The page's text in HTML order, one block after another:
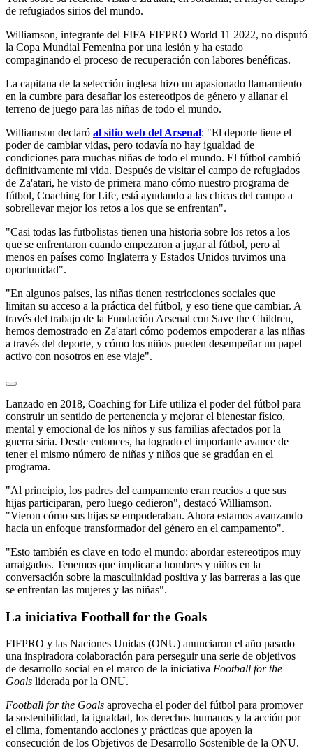
de refugiados sirios del mundo.
Williamson, integrante del FIFA FIFPRO World 11 2022, no disputó
la Copa Mundial Femenina por una lesión y ha estado
compaginando el proceso de recuperación con labores benéficas.
La capitana de la selección inglesa hizo un apasionado llamamiento
en la cumbre para desafiar los estereotipos de género y allanar el
terreno de juego para las niñas de todo el mundo.
Williamson declaró al sitio web del Arsenal: "El deporte tiene el
poder de cambiar vidas, pero todavía no hay igualdad de
condiciones para muchas niñas de todo el mundo. El fútbol cambió
definitivamente mi vida. Después de visitar el campo de refugiados
de Za'atari, he visto de primera mano cómo nuestro programa de
fútbol, Coaching for Life, está ayudando a las chicas del campo a
sobrellevar mejor los retos a los que se enfrentan".
"Casi todas las futbolistas tienen una historia sobre los retos a los
que se enfrentaron cuando empezaron a jugar al fútbol, pero al
menos en países como Inglaterra y Estados Unidos tuvimos una
oportunidad".
"En algunos países, las niñas tienen restricciones sociales que
limitan su acceso a la práctica del fútbol, y eso tiene que cambiar. A
través del trabajo de la Fundación Arsenal con Save the Children,
hemos demostrado en Za'atari cómo podemos empoderar a las niñas
a través del deporte, y cómo los niños pueden desempeñar un papel
activo con nosotros en ese viaje".
Lanzado en 2018, Coaching for Life utiliza el poder del fútbol para
construir un sentido de pertenencia y mejorar el bienestar físico,
mental y emocional de los niños y sus familias afectados por la
guerra siria. Desde entonces, ha logrado el importante avance de
tener el mismo número de niñas y niños que se gradúan en el
programa.
"Al principio, los padres del campamento eran reacios a que sus
hijas participaran, pero luego cedieron", destacó Williamson.
"Vieron cómo sus hijas se empoderaban. Ahora estamos avanzando
hacia un enfoque transformador del género en el campamento".
"Esto también es clave en todo el mundo: abordar estereotipos muy
arraigados. Tenemos que implicar a hombres y niños en la
conversación sobre la masculinidad positiva y las barreras a las que
se enfrentan las mujeres y las niñas".
La iniciativa Football for the Goals
FIFPRO y las Naciones Unidas (ONU) anunciaron el año pasado
una inspiradora colaboración para perseguir una serie de objetivos
de desarrollo social en el marco de la iniciativa Football for the
Goals liderada por la ONU.
Football for the Goals aprovecha el poder del fútbol para promover
la sostenibilidad, la igualdad, los derechos humanos y la acción por
el clima, fomentando acciones y prácticas que apoyen la
consecución de los Objetivos de Desarrollo Sostenible de la ONU.